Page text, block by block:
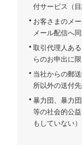
付サービス（
お客さまのメ
メール配信へ
取引代理人あ
らのお申出に
当社からの郵
所以外の送付
暴力団、暴力
等の社会的公
もしていない）